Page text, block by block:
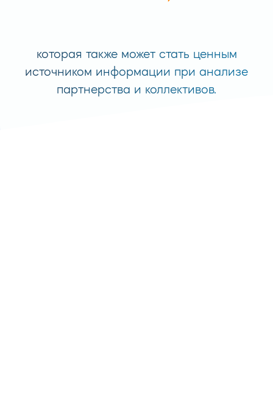
которая также может стать ценным
источником информации при анализе
партнерства и коллективов.